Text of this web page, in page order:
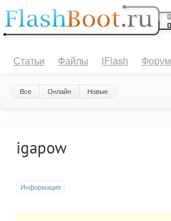
Статьи Файлы iFlash Форум
Все Онлайн Новые
igapow
Информация